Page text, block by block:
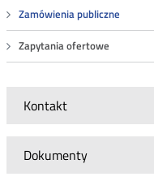
Zamówienia publiczne
Zapytania ofertowe
Kontakt
Dokumenty